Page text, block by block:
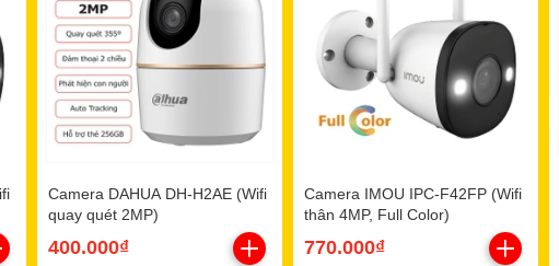
Camera DAHUA DH-H2AE (Wifi
quay quét 2MP)
400.000₫
Camera IMOU IPC-F42FP (Wifi
thân 4MP, Full Color)
770.000₫